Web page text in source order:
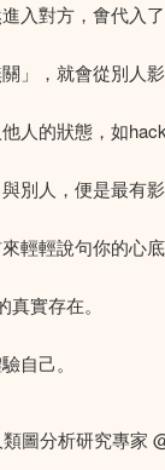
入對方，㑹代入
」，就會從別人
人的狀態，如
別人，便是最有影
輕輕說句你的心
實存在。
自己。
圖分析研究專家